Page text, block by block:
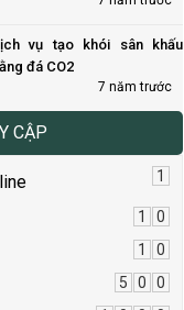
vụ tạo khói sân khấu
đá CO2
7 năm trước
CẬP
1
1 0
1 0
5 0 0